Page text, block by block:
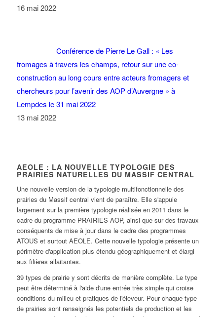
16 mai 2022
Conférence de Pierre Le Gall : « Les
fromages à travers les champs, retour sur une co-
construction au long cours entre acteurs fromagers et
chercheurs pour l’avenir des AOP d’Auvergne » à
Lempdes le 31 mai 2022
13 mai 2022
AEOLE : LA NOUVELLE TYPOLOGIE DES
PRAIRIES NATURELLES DU MASSIF CENTRAL
Une nouvelle version de la typologie multifonctionnelle des
prairies du Massif central vient de paraître. Elle s'appuie
largement sur la première typologie réalisée en 2011 dans le
cadre du programme PRAIRIES AOP, ainsi que sur des travaux
conséquents de mise à jour dans le cadre des programmes
ATOUS et surtout AEOLE. Cette nouvelle typologie présente un
périmètre d'application plus étendu géographiquement et élargi
aux filières allaitantes.
39 types de prairie y sont décrits de manière complète. Le type
peut être déterminé à l'aide d'une entrée très simple qui croise
conditions du milieu et pratiques de l'éleveur. Pour chaque type
de prairies sont renseignés les potentiels de production et les